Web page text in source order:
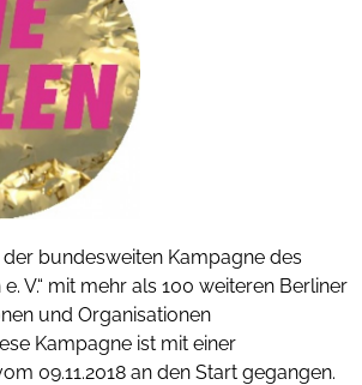
der bundesweiten Kampagne des
e. V.“ mit mehr als 100 weiteren Berliner
und Organisationen
Kampagne ist mit einer
09.11.2018 an den Start gegangen.